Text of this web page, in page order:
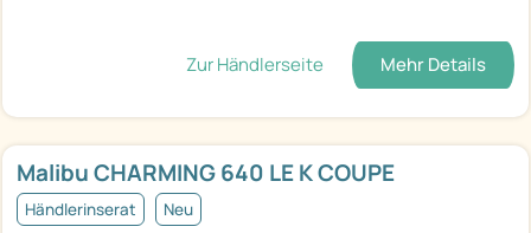
Zur Händlerseite Mehr Details
Malibu CHARMING 640 LE K COUPE
Händlerinserat Neu